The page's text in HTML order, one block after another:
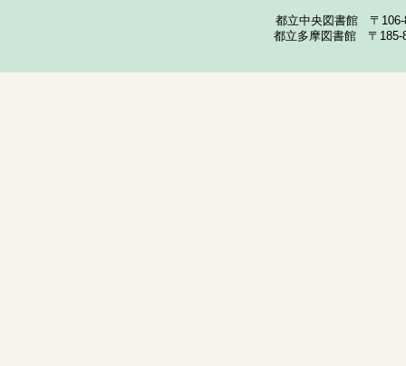
都立中央図書館 〒
都立多摩図書館 〒185-